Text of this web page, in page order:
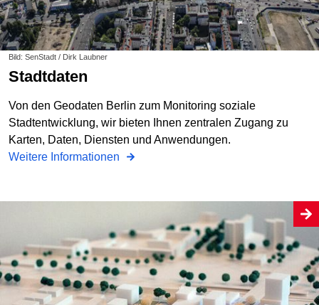
Bild: SenStadt / Dirk Laubner
Stadtdaten
Von den Geodaten Berlin zum Monitoring soziale
Stadtentwicklung, wir bieten Ihnen zentralen Zugang zu
Karten, Daten, Diensten und Anwendungen.
Weitere Informationen